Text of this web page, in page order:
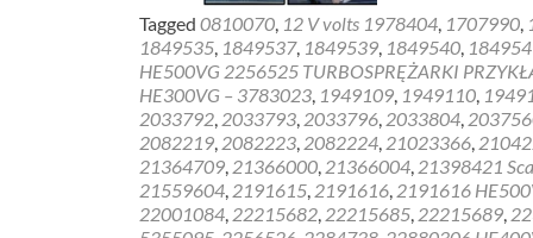
Tagged 0810070, 12 V volts 1978404, 1707990,
1849535, 1849537, 1849539, 1849540,
HE500VG 2256525 TURBOSPRĘŻARKI
HE300VG – 3783023, 1949109, 1949110,
2033792, 2033793, 2033796, 2033804,
2082219, 2082223, 2082224, 21023366,
21364709, 21366000, 21366004, 21398421
21559604, 2191615, 2191616, 2191616
22001084, 22215682, 22215685, 22215689,